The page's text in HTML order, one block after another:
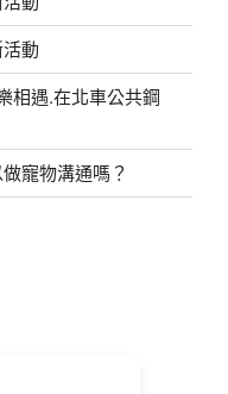
動
相遇.在北車公共鋼
寵物溝通嗎？